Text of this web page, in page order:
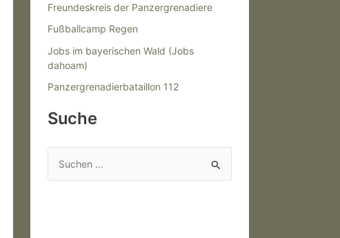
Freundeskreis der Panzergrenadiere
Fußballcamp Regen
Jobs im bayerischen Wald (Jobs
dahoam)
Panzergrenadierbataillon 112
Suche